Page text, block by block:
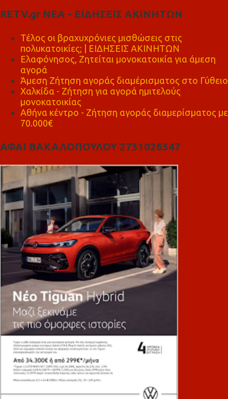
RETV.gr ΝΕΑ - ΕΙΔΗΣΕΙΣ ΑΚΙΝΗΤΩΝ
Τέλος οι βραχυχρόνιες μισθώσεις στις
πολυκατοικίες; | ΕΙΔΗΣΕΙΣ ΑΚΙΝΗΤΩΝ
Ελαφόνησος, Ζητείται μονοκατοικία για άμεση
αγορά
Άμεση Ζήτηση αγοράς διαμέρισματος στο Γύθειο
Χαλκίδα - Ζήτηση για αγορά ημιτελούς
μονοκατοικίας
Αθήνα κέντρο - Ζήτηση αγοράς διαμερίσματος με
70.000€
ΑΦΑΙ ΒΑΚΑΛΟΠΟΥΛΟΥ 2731026347